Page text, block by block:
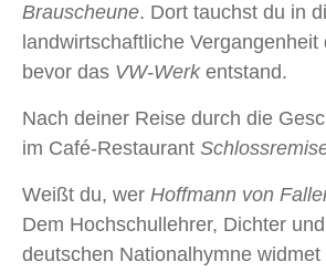
Brauscheune. Dort tauchst du in
landwirtschaftliche Vergangenheit
bevor das VW-Werkentstand.
Nach deiner Reise durch die
im Café-Restaurant
Weißt du, wer Hoffmann von
Dem Hochschullehrer, Dichter
deutschen Nationalhymne widmet